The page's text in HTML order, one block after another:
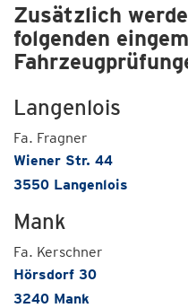
Zusätzlich
folgenden
Langenlois
Fa. Fragner
Wiener Str. 44
3550 Langenlois
Mank
Fa. Kerschner
Hörsdorf 30
3240 Mank